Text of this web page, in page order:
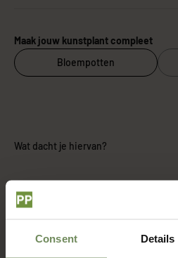
Consent Details
Maak jouw kunstplant compleet
Bloempotten
Wat dacht je hiervan?